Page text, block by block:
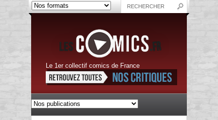
Le 1er collectif comics de France